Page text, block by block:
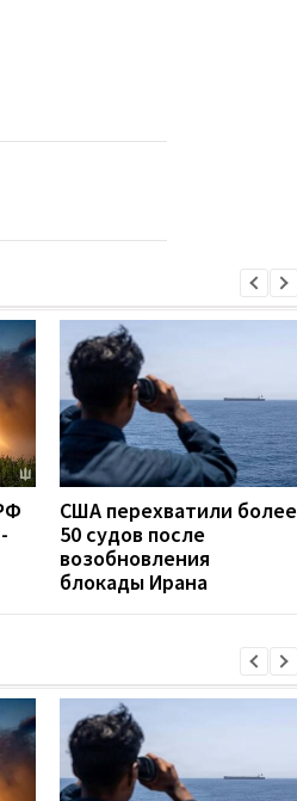
США перехватили более
50 судов после
возобновления
блокады Ирана